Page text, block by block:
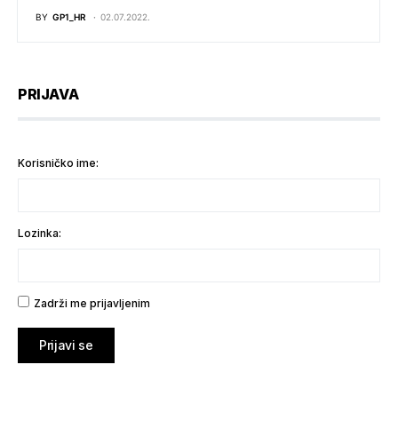
BY GP1_HR 02.07.2022.
PRIJAVA
Korisničko ime:
Lozinka:
Zadrži me prijavljenim
Prijavi se